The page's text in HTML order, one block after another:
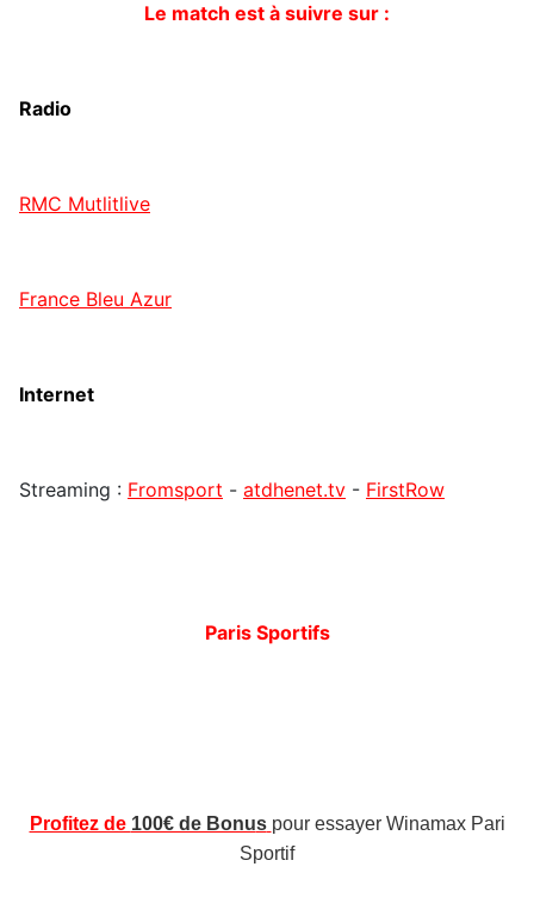
Le match est à suivre sur :
Radio
RMC Mutlitlive
France Bleu Azur
Internet
Streaming : Fromsport - atdhenet.tv - FirstRow
Paris Sportifs
Profitez de 100€ de Bonus pour essayer Winamax Pari
Sportif